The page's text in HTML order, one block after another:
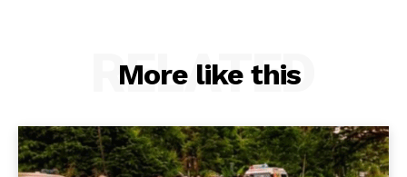
More like this
RELATED